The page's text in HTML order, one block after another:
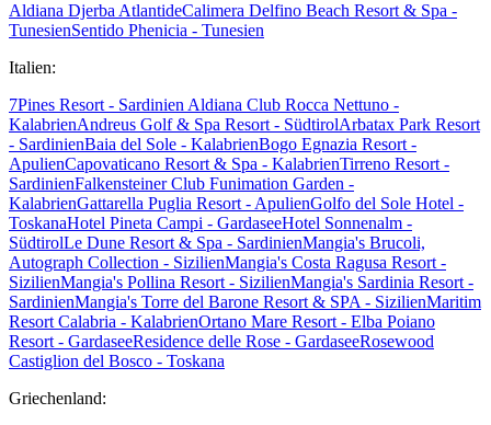
Aldiana Djerba AtlantideCalimera Delfino Beach Resort & Spa -
TunesienSentido Phenicia - Tunesien
Italien:
7Pines Resort - Sardinien Aldiana Club Rocca Nettuno -
KalabrienAndreus Golf & Spa Resort - SüdtirolArbatax Park Resort
- SardinienBaia del Sole - KalabrienBogo Egnazia Resort -
ApulienCapovaticano Resort & Spa - KalabrienTirreno Resort -
SardinienFalkensteiner Club Funimation Garden -
KalabrienGattarella Puglia Resort - ApulienGolfo del Sole Hotel -
ToskanaHotel Pineta Campi - GardaseeHotel Sonnenalm -
SüdtirolLe Dune Resort & Spa - SardinienMangia's Brucoli,
Autograph Collection - SizilienMangia's Costa Ragusa Resort -
SizilienMangia's Pollina Resort - SizilienMangia's Sardinia Resort -
SardinienMangia's Torre del Barone Resort & SPA - SizilienMaritim
Resort Calabria - KalabrienOrtano Mare Resort - Elba Poiano
Resort - GardaseeResidence delle Rose - GardaseeRosewood
Castiglion del Bosco - Toskana
Griechenland: